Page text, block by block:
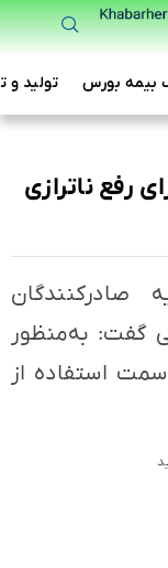
بیمه بورس تولید و
رفع ناترازی
صادرکنندگان
گفت: به‌منظور
استفاده از